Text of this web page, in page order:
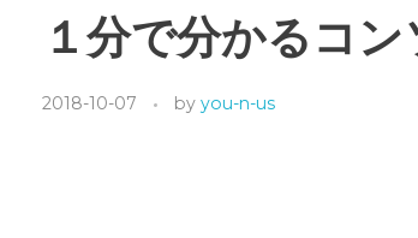
１分で分かるコ
2018-10-07 by you-n-us